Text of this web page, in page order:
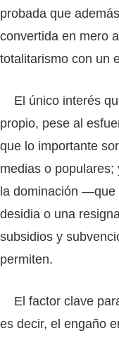
probada que
convertida en mero
totalitarismo con un
El único interés
propio, pese al
que lo importante
medias o
la dominación —que
desidia o una
subsidios y
permiten.
El factor clave
es decir, el engaño